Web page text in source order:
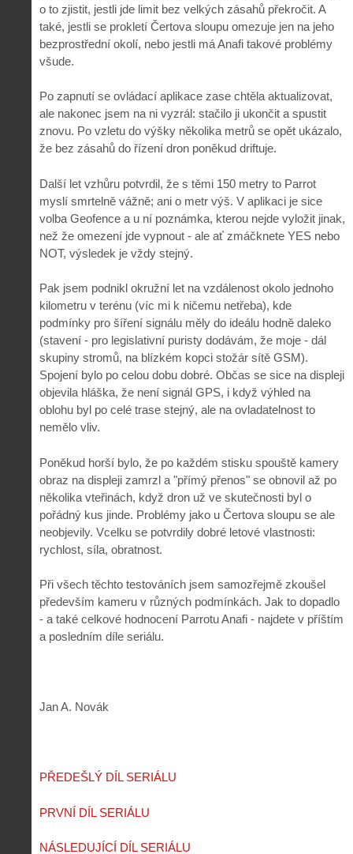
o to zjistit, jestli jde limit bez velkých zásahů překročit. A
také, jestli se prokletí Čertova sloupu omezuje jen na jeho
bezprostřední okolí, nebo jestli má Anafi takové problémy
všude.
Po zapnutí se ovládací aplikace zase chtěla aktualizovat,
ale nakonec jsem na ni vyzrál: stačilo ji ukončit a spustit
znovu. Po vzletu do výšky několika metrů se opět ukázalo,
že bez zásahů do řízení dron poněkud driftuje.
Další let vzhůru potvrdil, že s těmi 150 metry to Parrot
myslí smrtelně vážně; ani o metr výš. V aplikaci je sice
volba Geofence a u ní poznámka, kterou nejde vyložit jinak,
než že omezení jde vypnout - ale ať zmáčknete YES nebo
NOT, výsledek je vždy stejný.
Pak jsem podnikl okružní let na vzdálenost okolo jednoho
kilometru v terénu (víc mi k ničemu netřeba), kde
podmínky pro šíření signálu měly do ideálu hodně daleko
(stavení - pro legislativní puristy dodávám, že moje - dál
skupiny stromů, na blízkém kopci stožár sítě GSM).
Spojení bylo po celou dobu dobré. Občas se sice na displeji
objevila hláška, že není signál GPS, i když výhled na
oblohu byl po celé trase stejný, ale na ovladatelnost to
nemělo vliv.
Poněkud horší bylo, že po každém stisku spouště kamery
obraz na displeji zamrzl a "přímý přenos" se obnovil až po
několika vteřinách, když dron už ve skutečnosti byl o
pořádný kus jinde. Problémy jako u Čertova sloupu se ale
neobjevily. Vcelku se potvrdily dobré letové vlastnosti:
rychlost, síla, obratnost.
Při všech těchto testováních jsem samozřejmě zkoušel
především kameru v různých podmínkách. Jak to dopadlo
- a také celkové hodnocení Parrotu Anafi - najdete v příštím
a posledním díle seriálu.
Jan A. Novák
PŘEDEŠLÝ DÍL SERIÁLU
PRVNÍ DÍL SERIÁLU
NÁSLEDUJÍCÍ DÍL SERIÁLU